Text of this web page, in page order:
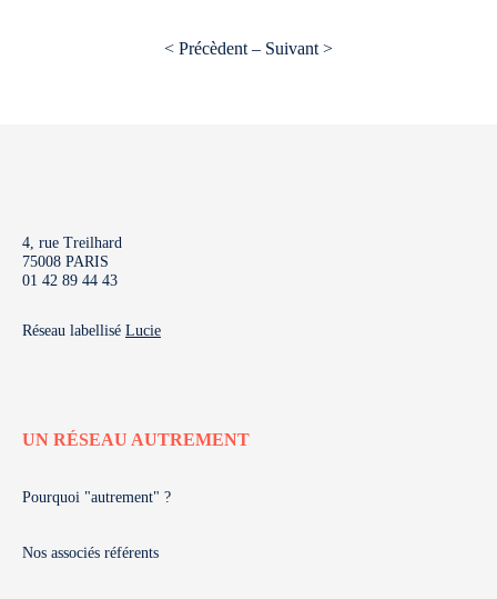
< Précèdent – Suivant >
4, rue Treilhard
75008 PARIS
01 42 89 44 43
Réseau labellisé Lucie
UN RÉSEAU AUTREMENT
Pourquoi "autrement" ?
Nos associés référents